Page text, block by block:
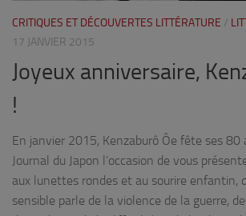
CRITIQUES ET DÉCOUVERTES LITTÉRATURE /
17 JANVIER 2015
Joyeux anniversaire,
!
En janvier 2015, Kenzaburô Ôe fête ses 80
Journal du Japon l’occasion de vous
aux lunettes rondes et au sourire enfantin,
sensible parle de la violence de la guerre,